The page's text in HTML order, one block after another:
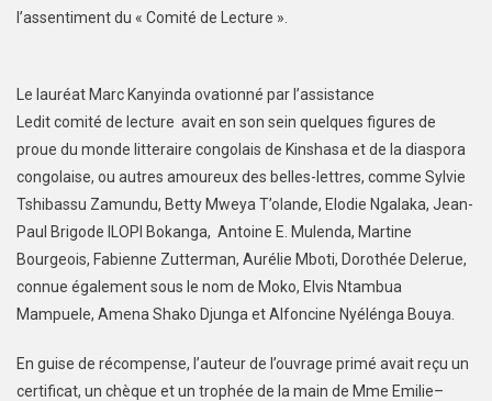
l’assentiment du « Comité de Lecture ».
Le lauréat Marc Kanyinda ovationné par l’assistance
Ledit comité de lecture avait en son sein quelques figures de
proue du monde litteraire congolais de Kinshasa et de la diaspora
congolaise, ou autres amoureux des belles-lettres, comme Sylvie
Tshibassu Zamundu, Betty Mweya T’olande, Elodie Ngalaka, Jean-
Paul Brigode ILOPI Bokanga, Antoine E. Mulenda, Martine
Bourgeois, Fabienne Zutterman, Aurélie Mboti, Dorothée Delerue,
connue également sous le nom de Moko, Elvis Ntambua
Mampuele, Amena Shako Djunga et Alfoncine Nyélénga Bouya.
En guise de récompense, l’auteur de l’ouvrage primé avait reçu un
certificat, un chèque et un trophée de la main de Mme Emilie–